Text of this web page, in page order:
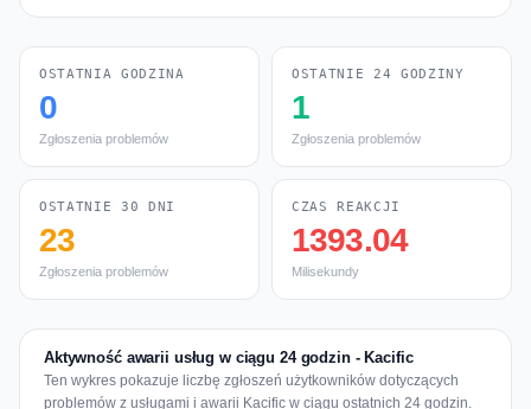
OSTATNIA GODZINA
0
Zgłoszenia problemów
OSTATNIE 24 GODZINY
1
Zgłoszenia problemów
OSTATNIE 30 DNI
23
Zgłoszenia problemów
CZAS REAKCJI
1393.04
Milisekundy
Aktywność awarii usług w ciągu 24 godzin - Kacific
Ten wykres pokazuje liczbę zgłoszeń użytkowników dotyczących
problemów z usługami i awarii Kacific w ciągu ostatnich 24 godzin.